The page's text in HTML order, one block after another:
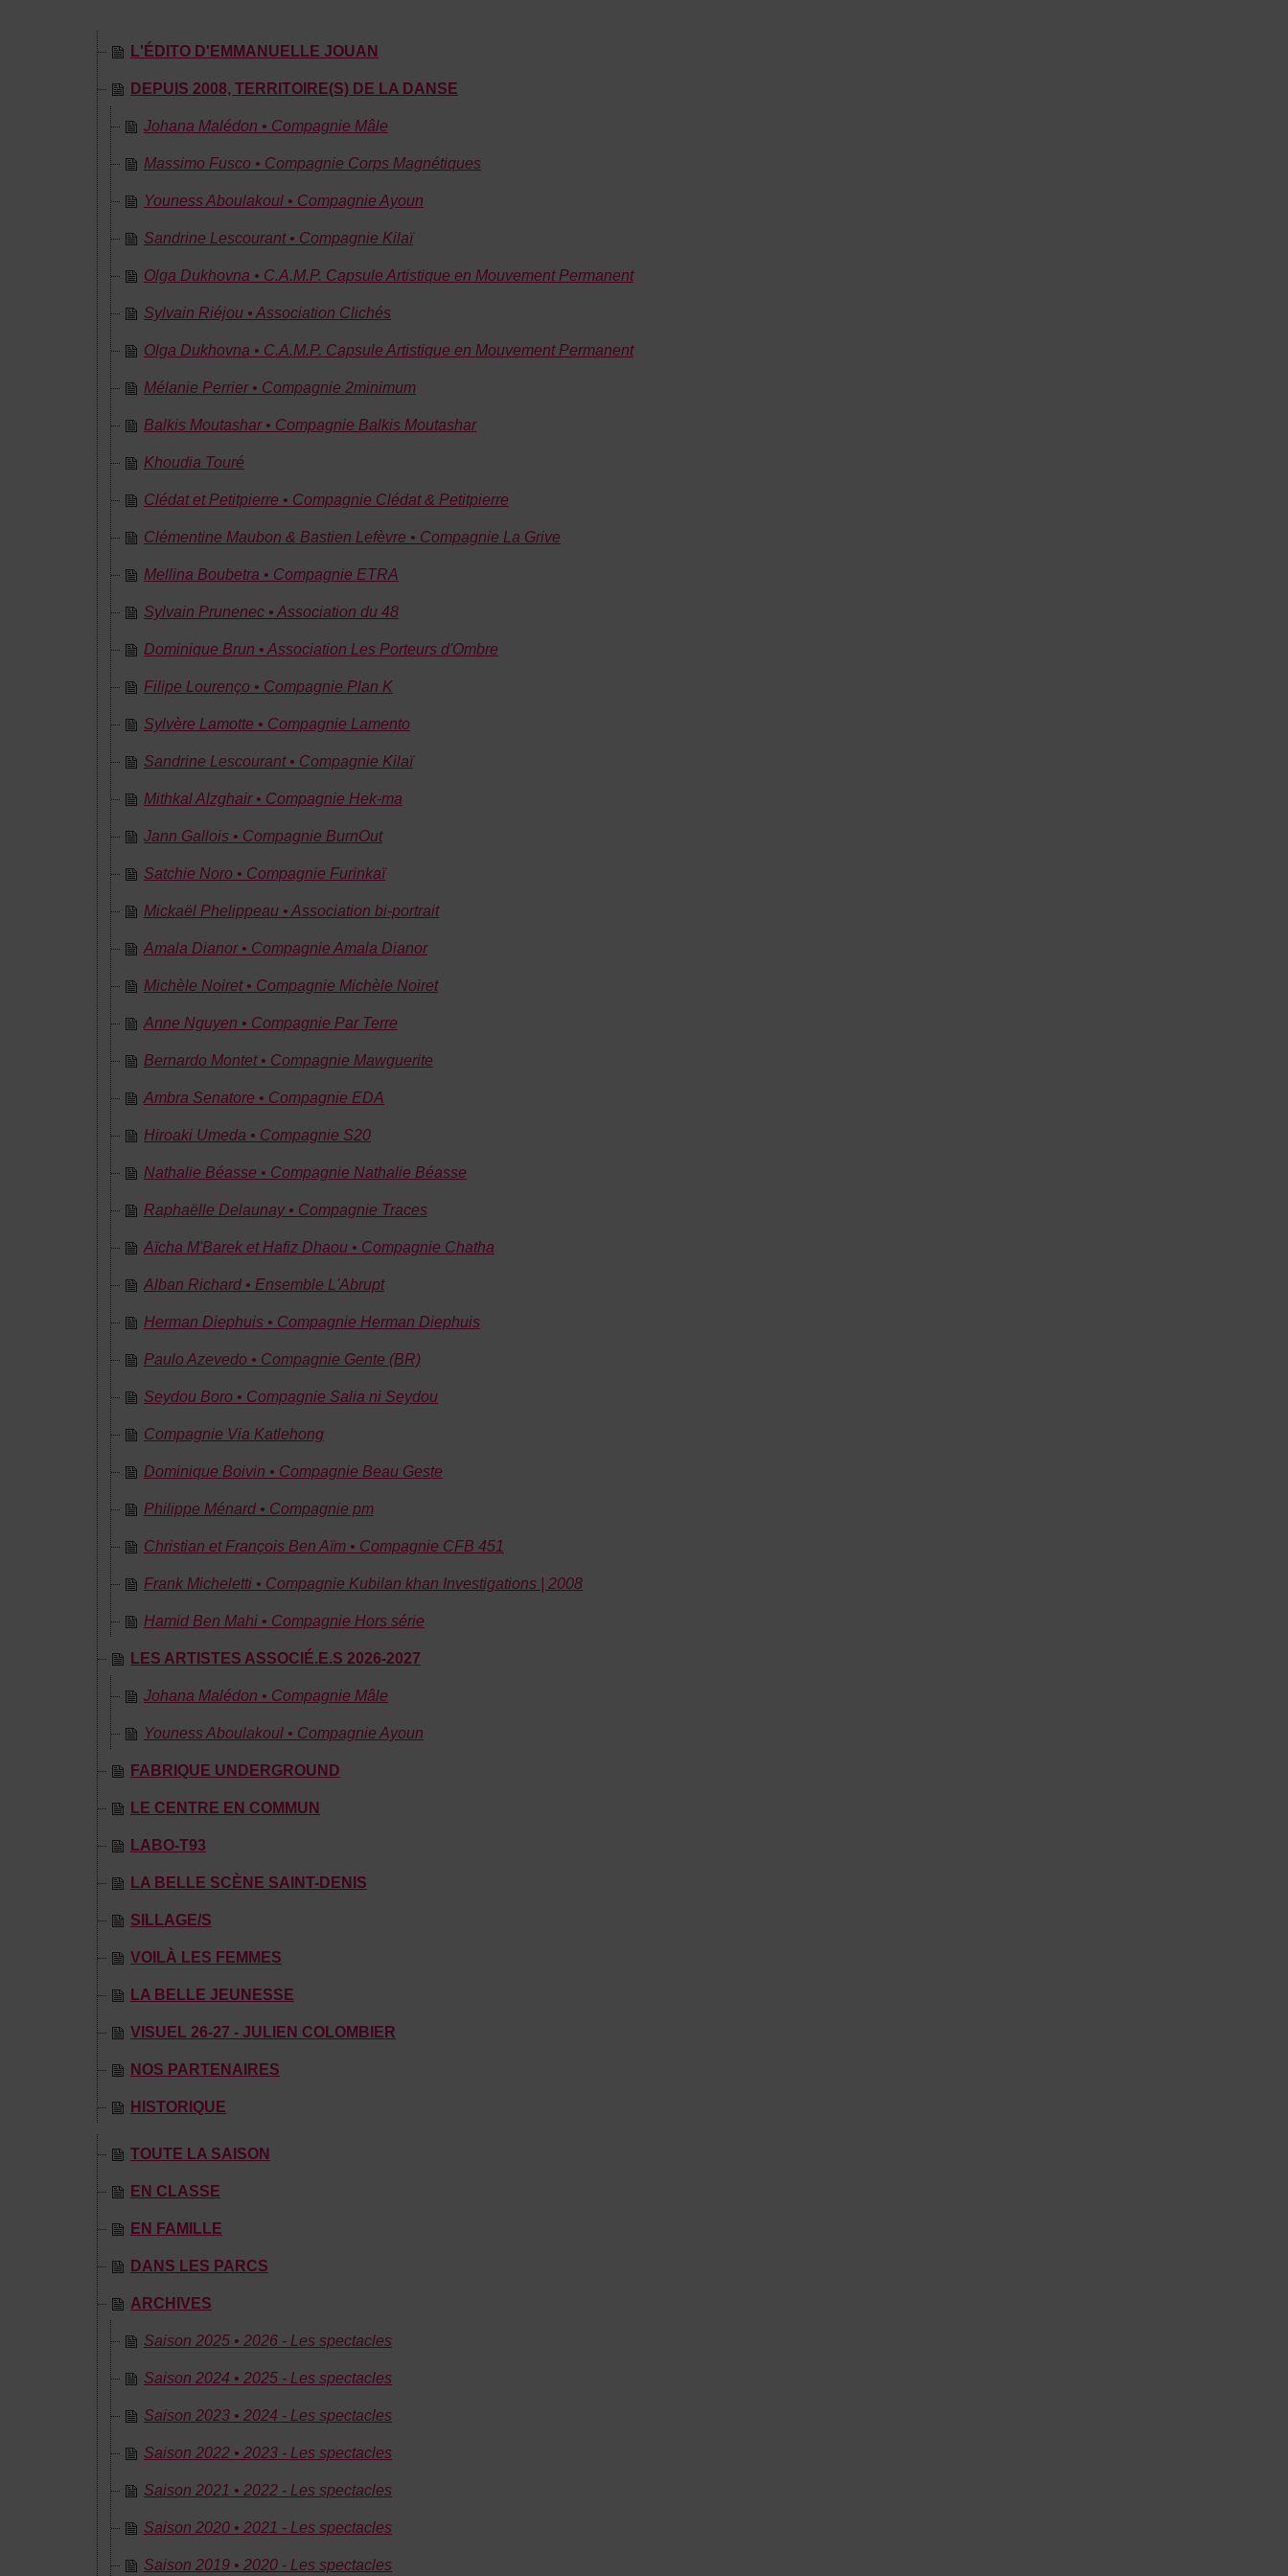
L'ÉDITO D'EMMANUELLE JOUAN
DEPUIS 2008, TERRITOIRE(S) DE LA DANSE
Johana Malédon • Compagnie Mâle
Massimo Fusco • Compagnie Corps Magnétiques
Youness Aboulakoul • Compagnie Ayoun
Sandrine Lescourant • Compagnie Kilaï
Olga Dukhovna • C.A.M.P. Capsule Artistique en Mouvement Permanent
Sylvain Riéjou • Association Clichés
Olga Dukhovna • C.A.M.P. Capsule Artistique en Mouvement Permanent
Mélanie Perrier • Compagnie 2minimum
Balkis Moutashar • Compagnie Balkis Moutashar
Khoudia Touré
Clédat et Petitpierre • Compagnie Clédat & Petitpierre
Clémentine Maubon & Bastien Lefèvre • Compagnie La Grive
Mellina Boubetra • Compagnie ETRA
Sylvain Prunenec • Association du 48
Dominique Brun • Association Les Porteurs d'Ombre
Filipe Lourenço • Compagnie Plan K
Sylvère Lamotte • Compagnie Lamento
Sandrine Lescourant • Compagnie Kilaï
Mithkal Alzghair • Compagnie Hek-ma
Jann Gallois • Compagnie BurnOut
Satchie Noro • Compagnie Furinkaï
Mickaël Phelippeau • Association bi-portrait
Amala Dianor • Compagnie Amala Dianor
Michèle Noiret • Compagnie Michèle Noiret
Anne Nguyen • Compagnie Par Terre
Bernardo Montet • Compagnie Mawguerite
Ambra Senatore • Compagnie EDA
Hiroaki Umeda • Compagnie S20
Nathalie Béasse • Compagnie Nathalie Béasse
Raphaëlle Delaunay • Compagnie Traces
Aïcha M'Barek et Hafiz Dhaou • Compagnie Chatha
Alban Richard • Ensemble L'Abrupt
Herman Diephuis • Compagnie Herman Diephuis
Paulo Azevedo • Compagnie Gente (BR)
Seydou Boro • Compagnie Salia ni Seydou
Compagnie Via Katlehong
Dominique Boivin • Compagnie Beau Geste
Philippe Ménard • Compagnie pm
Christian et François Ben Aïm • Compagnie CFB 451
Frank Micheletti • Compagnie Kubilan khan Investigations | 2008
Hamid Ben Mahi • Compagnie Hors série
LES ARTISTES ASSOCIÉ.E.S 2026-2027
Johana Malédon • Compagnie Mâle
Youness Aboulakoul • Compagnie Ayoun
FABRIQUE UNDERGROUND
LE CENTRE EN COMMUN
LABO-T93
LA BELLE SCÈNE SAINT-DENIS
SILLAGE/S
VOILÀ LES FEMMES
LA BELLE JEUNESSE
VISUEL 26-27 - JULIEN COLOMBIER
NOS PARTENAIRES
HISTORIQUE
TOUTE LA SAISON
EN CLASSE
EN FAMILLE
DANS LES PARCS
ARCHIVES
Saison 2025 • 2026 - Les spectacles
Saison 2024 • 2025 - Les spectacles
Saison 2023 • 2024 - Les spectacles
Saison 2022 • 2023 - Les spectacles
Saison 2021 • 2022 - Les spectacles
Saison 2020 • 2021 - Les spectacles
Saison 2019 • 2020 - Les spectacles